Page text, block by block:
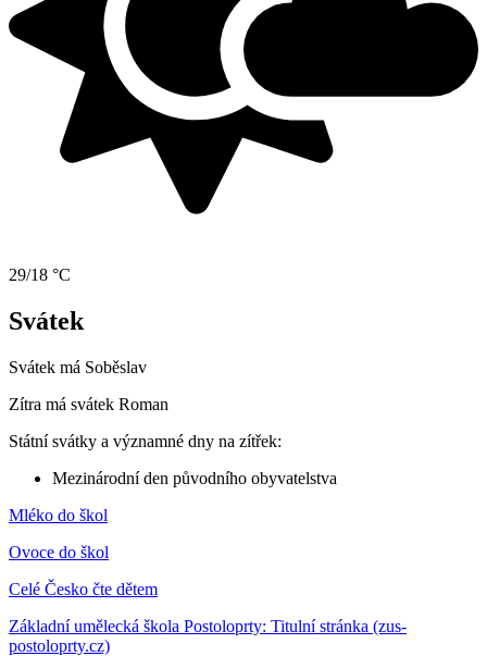
29/18 °C
Svátek
Svátek má Soběslav
Zítra má svátek Roman
Státní svátky a významné dny na zítřek:
Mezinárodní den původního obyvatelstva
Mléko do škol
Ovoce do škol
Celé Česko čte dětem
Základní umělecká škola Postoloprty: Titulní stránka (zus-
postoloprty.cz)